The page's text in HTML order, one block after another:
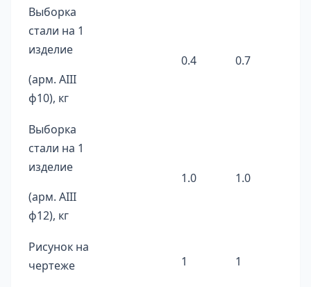
Выборка
стали на 1
изделие
(арм. AIII
ф10), кг
0.4 0.7
Выборка
стали на 1
изделие
(арм. AIII
ф12), кг
1.0 1.0
Рисунок на
чертеже
1 1